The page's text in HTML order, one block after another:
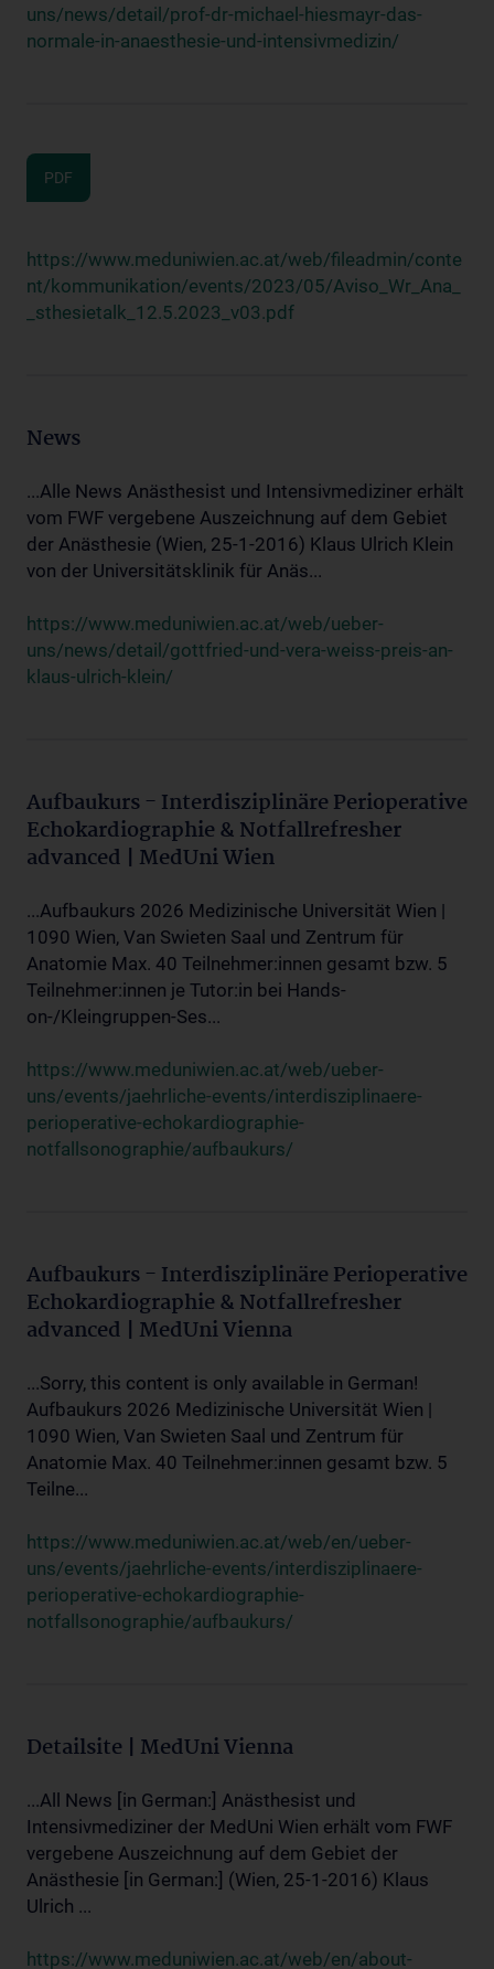
uns/news/detail/prof-dr-michael-hiesmayr-das-
normale-in-anaesthesie-und-intensivmedizin/
PDF
https://www.meduniwien.ac.at/web/fileadmin/conte
nt/kommunikation/events/2023/05/Aviso_Wr_Ana_
_sthesietalk_12.5.2023_v03.pdf
News
...Alle News Anästhesist und Intensivmediziner erhält
vom FWF vergebene Auszeichnung auf dem Gebiet
der Anästhesie (Wien, 25-1-2016) Klaus Ulrich Klein
von der Universitätsklinik für Anäs...
https://www.meduniwien.ac.at/web/ueber-
uns/news/detail/gottfried-und-vera-weiss-preis-an-
klaus-ulrich-klein/
Aufbaukurs - Interdisziplinäre Perioperative
Echokardiographie & Notfallrefresher
advanced | MedUni Wien
...Aufbaukurs 2026 Medizinische Universität Wien |
1090 Wien, Van Swieten Saal und Zentrum für
Anatomie Max. 40 Teilnehmer:innen gesamt bzw. 5
Teilnehmer:innen je Tutor:in bei Hands-
on-/Kleingruppen-Ses...
https://www.meduniwien.ac.at/web/ueber-
uns/events/jaehrliche-events/interdisziplinaere-
perioperative-echokardiographie-
notfallsonographie/aufbaukurs/
Aufbaukurs - Interdisziplinäre Perioperative
Echokardiographie & Notfallrefresher
advanced | MedUni Vienna
...Sorry, this content is only available in German!
Aufbaukurs 2026 Medizinische Universität Wien |
1090 Wien, Van Swieten Saal und Zentrum für
Anatomie Max. 40 Teilnehmer:innen gesamt bzw. 5
Teilne...
https://www.meduniwien.ac.at/web/en/ueber-
uns/events/jaehrliche-events/interdisziplinaere-
perioperative-echokardiographie-
notfallsonographie/aufbaukurs/
Detailsite | MedUni Vienna
...All News [in German:] Anästhesist und
Intensivmediziner der MedUni Wien erhält vom FWF
vergebene Auszeichnung auf dem Gebiet der
Anästhesie [in German:] (Wien, 25-1-2016) Klaus
Ulrich ...
https://www.meduniwien.ac.at/web/en/about-